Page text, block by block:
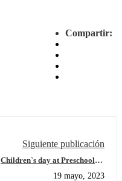
Compartir:
Siguiente publicación
Children`s day at Preschool: A
19 mayo, 2023